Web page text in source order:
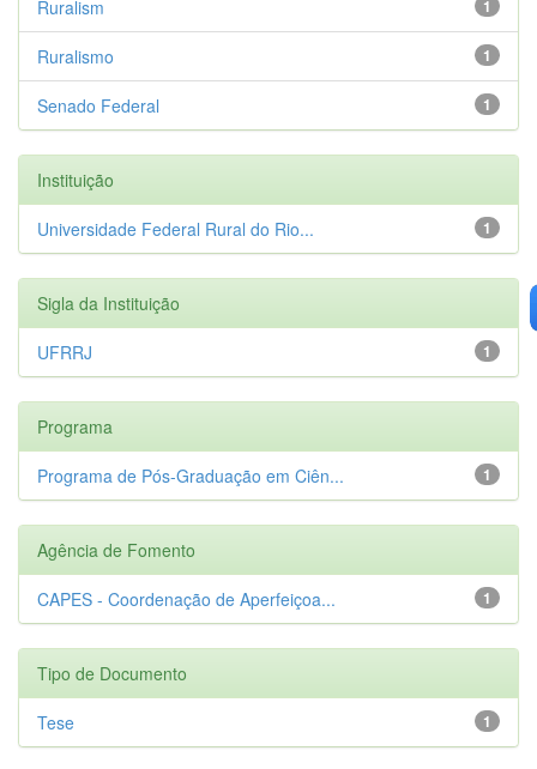
1
Ruralism
1
Ruralismo
1
Senado Federal
Instituição
1
Universidade Federal Rural do Rio...
Sigla da Instituição
1
UFRRJ
Programa
1
Programa de Pós-Graduação em Ciên...
Agência de Fomento
1
CAPES - Coordenação de Aperfeiçoa...
Tipo de Documento
1
Tese